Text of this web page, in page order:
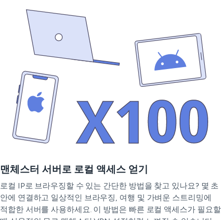
맨체스터 서버로 로컬 액세스 얻기
로컬 IP로 브라우징할 수 있는 간단한 방법을 찾고 있나요? 몇 초
안에 연결하고 일상적인 브라우징, 여행 및 가벼운 스트리밍에
적합한 서버를 사용하세요. 이 방법은 빠른 로컬 액세스가 필요할